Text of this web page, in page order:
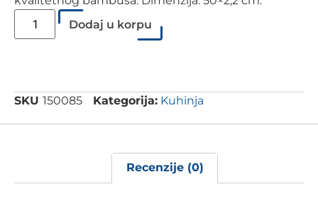
Dodaj u korpu
SKU 150085 Kategorija: Kuhinja
Recenzije (0)